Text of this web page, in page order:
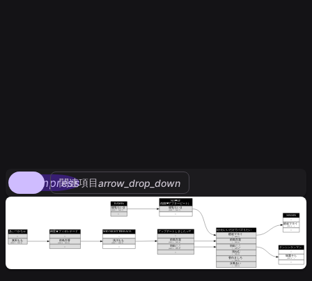
compress
関連項目arrow_drop_down